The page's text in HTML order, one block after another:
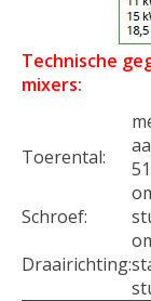
Technische
mixers:
Toerental:
Schroef:
Draairichting: